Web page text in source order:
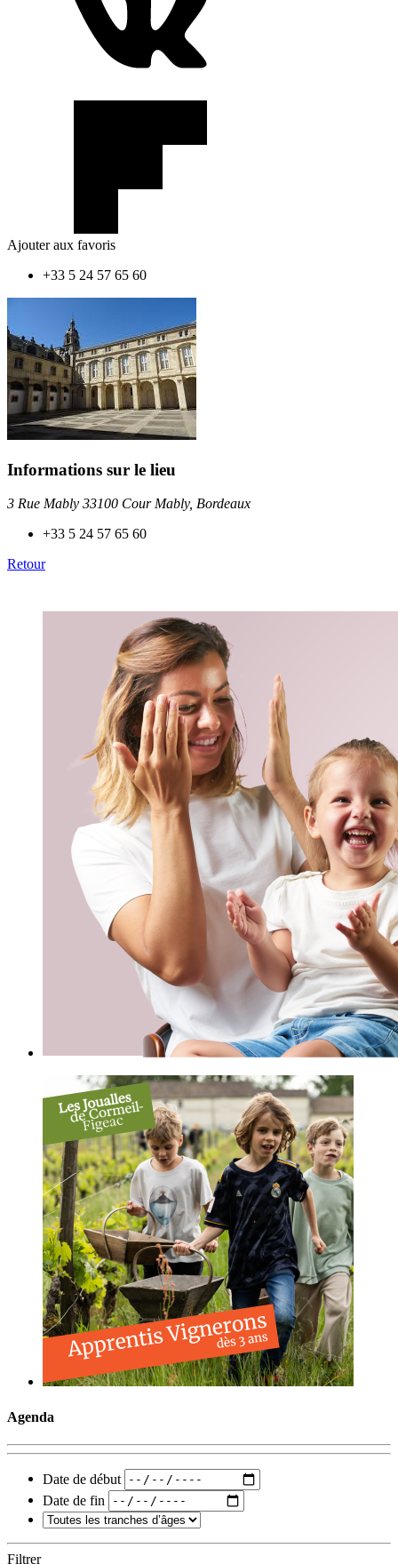
Ajouter aux favoris
+33 5 24 57 65 60
Informations sur le lieu
3 Rue Mably 33100 Cour Mably, Bordeaux
+33 5 24 57 65 60
Retour
Agenda
Date de début
Date de fin
Filtrer